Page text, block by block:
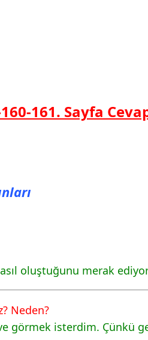
161. Sayfa
oluştuğunu merak
Neden?
görmek isterdim. Çünkü